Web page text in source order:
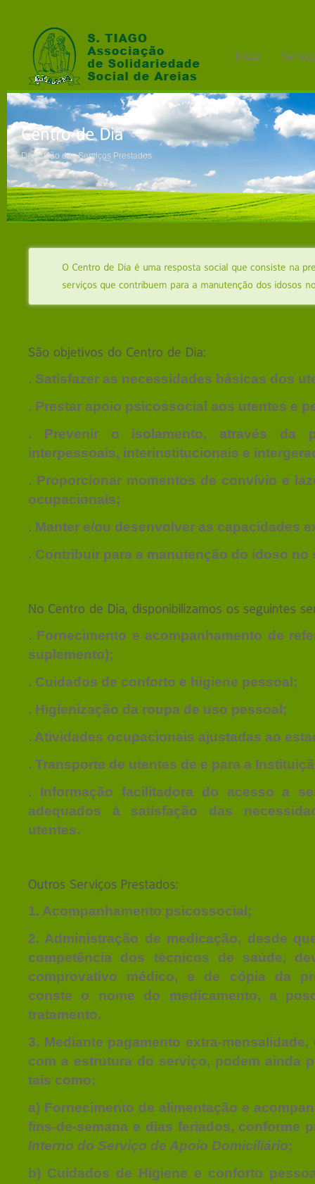
Descrição dos Serviços Prestados
. Satisfazer as necessidades básicas dos
. Prestar apoio psicossocial aos utentes e
. Prevenir o isolamento, através da
interpessoais, interinstitucionais e
. Proporcionar momentos de convívio e
ocupacionais;
. Manter e/ou desenvolver as capacidades
. Contribuir para a manutenção do idoso no
. Fornecimento e acompanhamento de
suplemento);
. Cuidados de conforto e higiene pessoal;
. Higienização da roupa de uso pessoal;
. Atividades ocupacionais ajustadas ao
. Transporte de utentes de e para a
. Informação facilitadora do acesso a
adequados à satisfação das
utentes.
1. Acompanhamento psicossocial;
2. Administração de medicação, desde
competência dos técnicos de saúde,
comprovativo médico, e de cópia da
conste o nome do medicamento, a
tratamento.
3. Mediante pagamento extra-
com a estrutura do serviço, podem ainda
tais como:
a) Fornecimento de alimentação e
fins-de-semana e dias feriados, conforme
Interno do Serviço de Apoio Domiciliário;
b) Cuidados de Higiene e conforto